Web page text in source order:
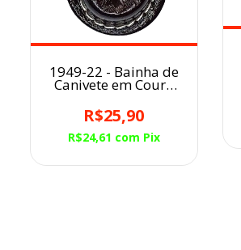
1949-22 - Bainha de
Canivete em Couro
R$25,90
R$24,61 com Pix